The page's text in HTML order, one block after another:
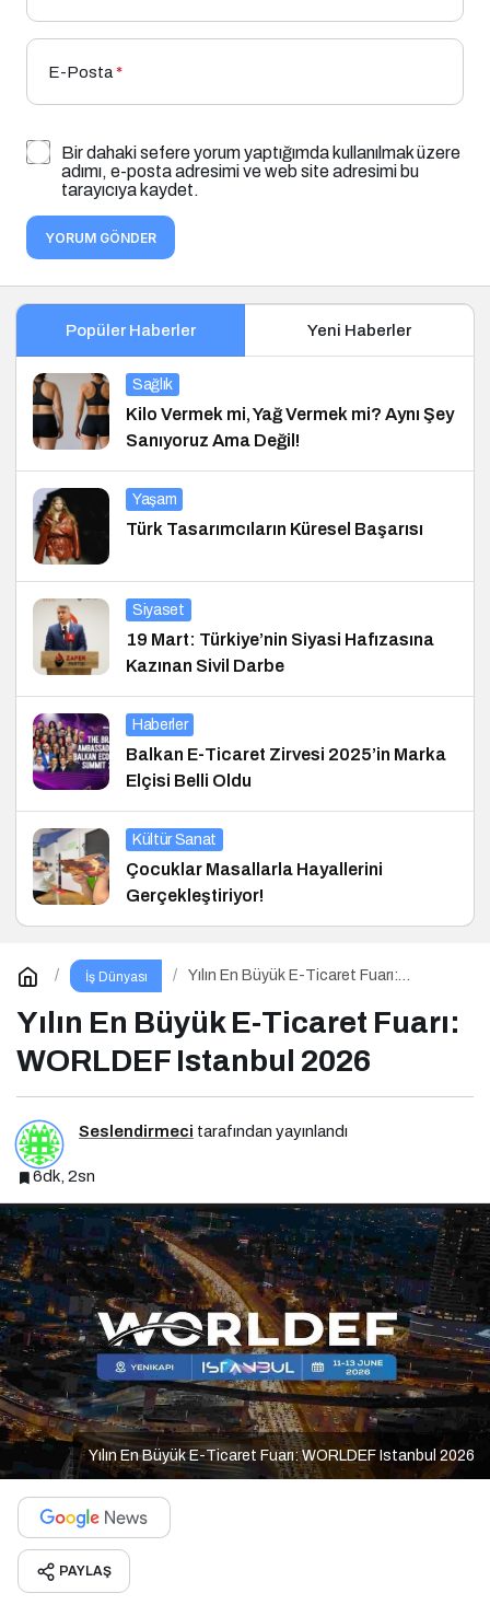
E-Posta*
Bir dahaki sefere yorum yaptığımda kullanılmak üzere
adımı, e-posta adresimi ve web site adresimi bu
tarayıcıya kaydet.
YORUM GÖNDER
Popüler Haberler Yeni Haberler
Sağlık
Kilo Vermek mi, Yağ Vermek mi? Aynı Şey
Sanıyoruz Ama Değil!
Yaşam
Türk Tasarımcıların Küresel Başarısı
Siyaset
19 Mart: Türkiye’nin Siyasi Hafızasına
Kazınan Sivil Darbe
Haberler
Balkan E-Ticaret Zirvesi 2025’in Marka
Elçisi Belli Oldu
Kültür Sanat
Çocuklar Masallarla Hayallerini
Gerçekleştiriyor!
İş Dünyası
Yılın En Büyük E-Ticaret Fuarı:
Yılın En Büyük E-Ticaret Fuarı:
WORLDEF Istanbul 2026
Seslendirmeci tarafından yayınlandı
6dk, 2sn
Yılın En Büyük E-Ticaret Fuarı: WORLDEF Istanbul 2026
PAYLAŞ